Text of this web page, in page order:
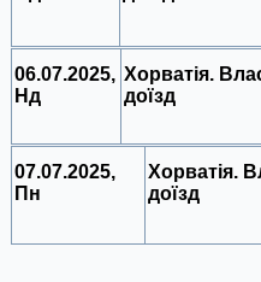
06.07.2025,
Нд
Хорватія.
доїзд
07.07.2025,
Пн
Хорватія.
доїзд